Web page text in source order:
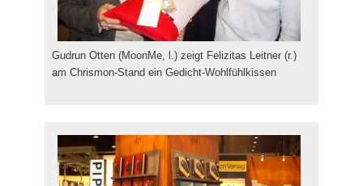
Gudrun Otten (MoonMe, l.) zeigt Felizitas Leitner (r.)
am Chrismon-Stand ein Gedicht-Wohlfühlkissen